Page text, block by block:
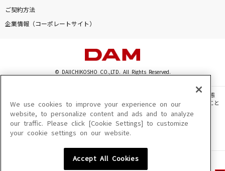
ご契約方法
企業情報（コーポレートサイト）
© DAIICHIKOSHO CO.,LTD. All Rights Reserved.
このサイトに掲載されている一切の文章・画像・写真・動画・音声等を、手段や形態
を問わず、著作権法の定める範囲を超えて無断で複製、転載、ファイル化などすること
を禁じます。
楽曲及びコンテンツは、機種によりご利用いただけない場合があります。
楽曲及びコンテンツの配信日、配信内容が変更になる場合があります。
We use cookies to improve your experience on our
website, to personalize content and ads and to analyze
our traffic. Please click [Cookie Settings] to customize
your cookie settings on our website.
Accept All Cookies